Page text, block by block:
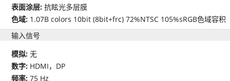
表面涂层:抗眩光多层膜
色域: 1.07B colors 10bit (8bit+frc) 72%NTSC 105%sRGB色域容积
输入信号
模拟:无
数字: HDMI，DP
频率:75 Hz